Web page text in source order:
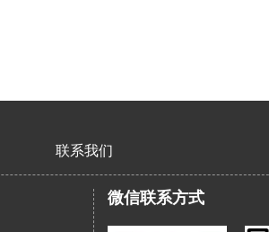
联系我们
微信联系方式